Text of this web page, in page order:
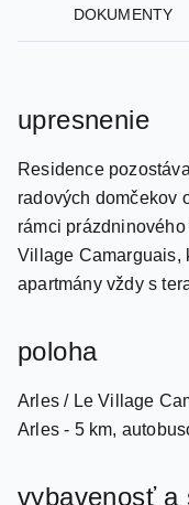
Residence
rámci prázdninového
Village Camarguais,
apartmány vždy s
Arles / Le Village